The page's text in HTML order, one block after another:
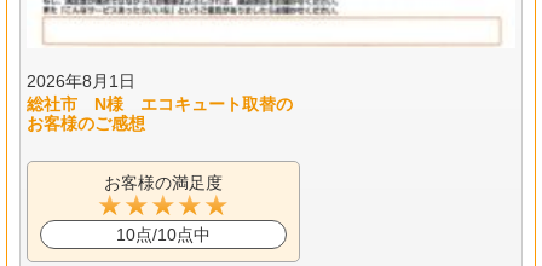
2026年8月1日
総社市 N様 エコキュート取替の
お客様のご感想
お客様の満足度
10点/10点中